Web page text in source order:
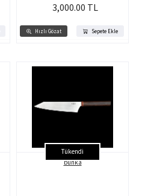
Hızlı Gözat Sepete Ekle
3,000.00 TL
Tükendi
bunka